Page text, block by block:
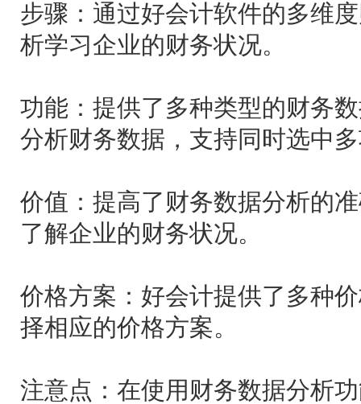
步骤：通过好会计软件的多维
析学习企业的财务状况。
功能：提供了多种类型的财务
分析财务数据，支持同时选中
价值：提高了财务数据分析的
了解企业的财务状况。
价格方案：好会计提供了多种
择相应的价格方案。
注意点：在使用财务数据分析